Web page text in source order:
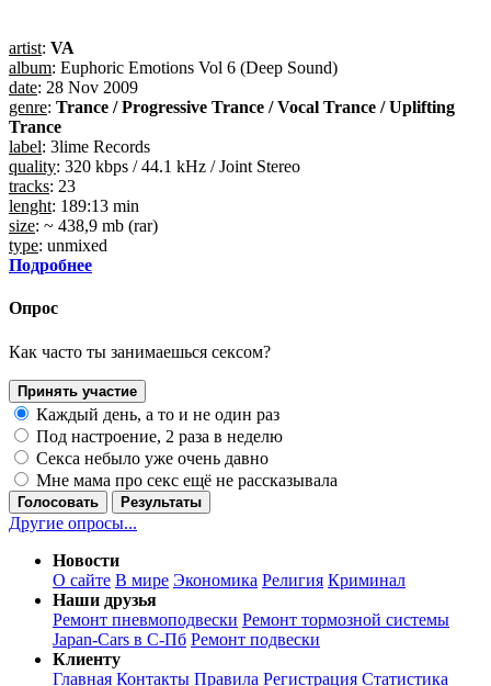
artist: VA
album: Euphoric Emotions Vol 6 (Deep Sound)
date: 28 Nov 2009
genre: Trance / Progressive Trance / Vocal Trance / Uplifting
Trance
label: 3lime Records
quality: 320 kbps / 44.1 kHz / Joint Stereo
tracks: 23
lenght: 189:13 min
size: ~ 438,9 mb (rar)
type: unmixed
Подробнее
Опрос
Как часто ты занимаешься сексом?
Принять участие
Каждый день, а то и не один раз
Под настроение, 2 раза в неделю
Секса небыло уже очень давно
Мне мама про секс ещё не рассказывала
Голосовать Результаты
Другие опросы...
Новости
О сайте В мире Экономика Религия Криминал
Наши друзья
Ремонт пневмоподвески Ремонт тормозной системы
Japan-Cars в С-Пб Ремонт подвески
Клиенту
Главная Контакты Правила Регистрация Статистика